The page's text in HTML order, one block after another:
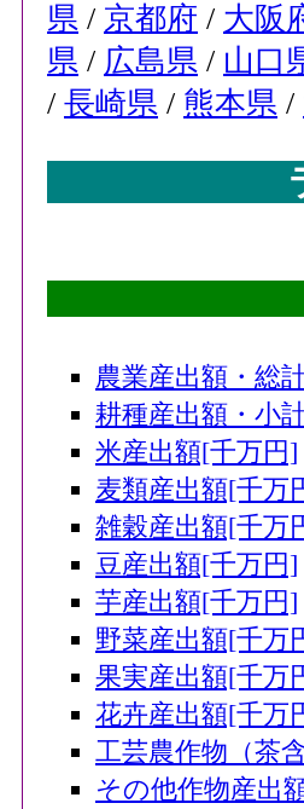
県 / 京都府 / 大阪
県 / 広島県 / 山口
/ 長崎県 / 熊本県 /
農業産出額・総
耕種産出額・小
米産出額[千万円]
麦類産出額[千万
雑穀産出額[千万
豆産出額[千万円]
芋産出額[千万円]
野菜産出額[千万
果実産出額[千万
花卉産出額[千万
工芸農作物（茶
その他作物産出